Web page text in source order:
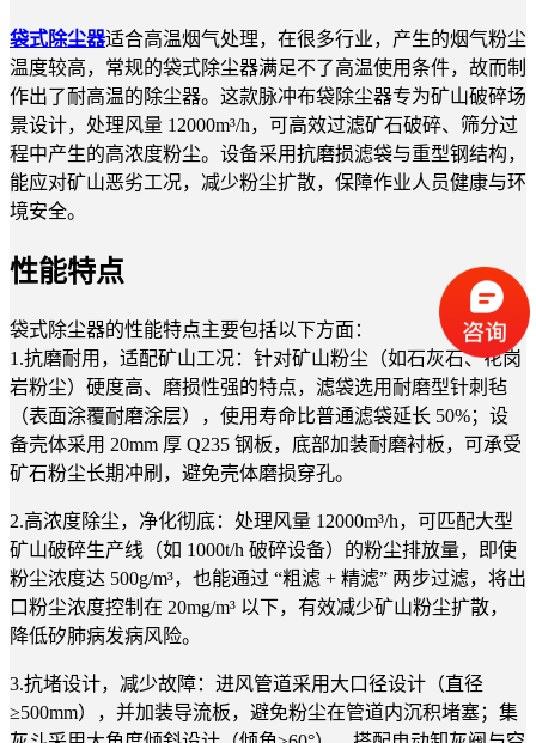
袋式除尘器适合高温烟气处理，在很多行业，产生的烟气粉尘
温度较高，常规的袋式除尘器满足不了高温使用条件，故而制
作出了耐高温的除尘器。这款脉冲布袋除尘器专为矿山破碎场
景设计，处理风量 12000m³/h，可高效过滤矿石破碎、筛分过
程中产生的高浓度粉尘。设备采用抗磨损滤袋与重型钢结构，
能应对矿山恶劣工况，减少粉尘扩散，保障作业人员健康与环
境安全。
性能特点
袋式除尘器的性能特点主要包括以下方面：
1.抗磨耐用，适配矿山工况：针对矿山粉尘（如石灰石、花岗
岩粉尘）硬度高、磨损性强的特点，滤袋选用耐磨型针刺毡
（表面涂覆耐磨涂层），使用寿命比普通滤袋延长 50%；设
备壳体采用 20mm 厚 Q235 钢板，底部加装耐磨衬板，可承受
矿石粉尘长期冲刷，避免壳体磨损穿孔。
2.高浓度除尘，净化彻底：处理风量 12000m³/h，可匹配大型
矿山破碎生产线（如 1000t/h 破碎设备）的粉尘排放量，即使
粉尘浓度达 500g/m³，也能通过 “粗滤 + 精滤” 两步过滤，将出
口粉尘浓度控制在 20mg/m³ 以下，有效减少矿山粉尘扩散，
降低矽肺病发病风险。
3.抗堵设计，减少故障：进风管道采用大口径设计（直径
≥500mm），并加装导流板，避免粉尘在管道内沉积堵塞；集